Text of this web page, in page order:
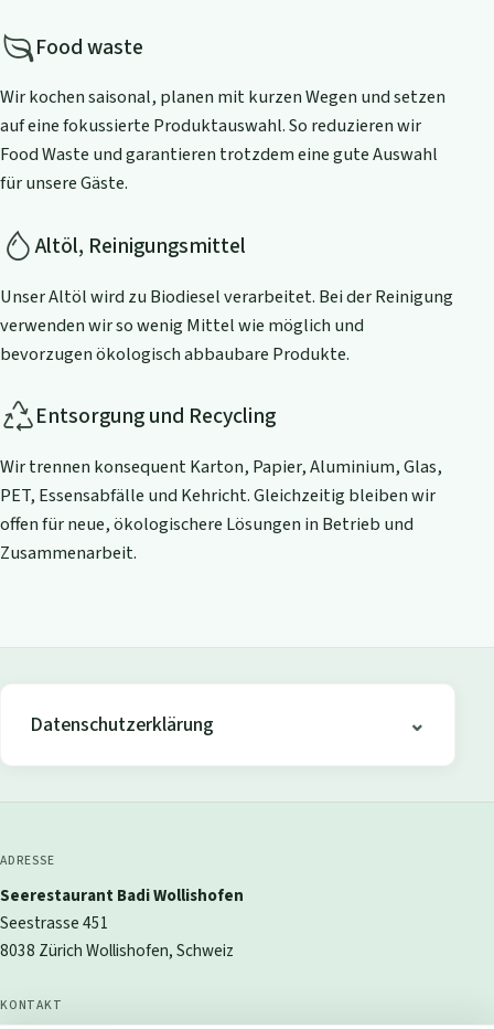
Food waste
Wir kochen saisonal, planen mit kurzen Wegen und setzen
auf eine fokussierte Produktauswahl. So reduzieren wir
Food Waste und garantieren trotzdem eine gute Auswahl
für unsere Gäste.
Altöl, Reinigungsmittel
Unser Altöl wird zu Biodiesel verarbeitet. Bei der Reinigung
verwenden wir so wenig Mittel wie möglich und
bevorzugen ökologisch abbaubare Produkte.
Entsorgung und Recycling
Wir trennen konsequent Karton, Papier, Aluminium, Glas,
PET, Essensabfälle und Kehricht. Gleichzeitig bleiben wir
offen für neue, ökologischere Lösungen in Betrieb und
Zusammenarbeit.
Datenschutzerklärung
ADRESSE
Seerestaurant Badi Wollishofen
Seestrasse 451
8038 Zürich Wollishofen, Schweiz
KONTAKT